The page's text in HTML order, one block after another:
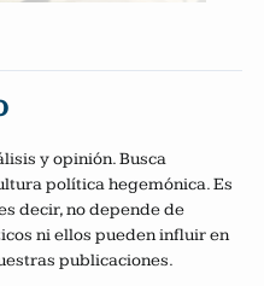
y opinión. Busca
política hegemónica. Es
decir, no depende de
ni ellos pueden influir en
publicaciones.